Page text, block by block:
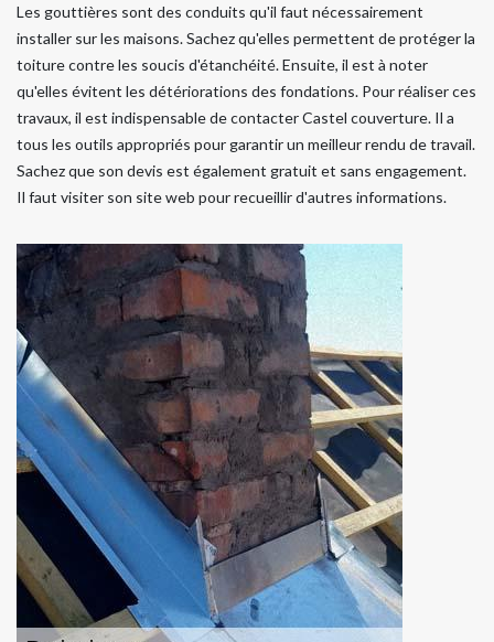
Les gouttières sont des conduits qu'il faut nécessairement
installer sur les maisons. Sachez qu'elles permettent de protéger la
toiture contre les soucis d'étanchéité. Ensuite, il est à noter
qu'elles évitent les détériorations des fondations. Pour réaliser ces
travaux, il est indispensable de contacter Castel couverture. Il a
tous les outils appropriés pour garantir un meilleur rendu de travail.
Sachez que son devis est également gratuit et sans engagement.
Il faut visiter son site web pour recueillir d'autres informations.